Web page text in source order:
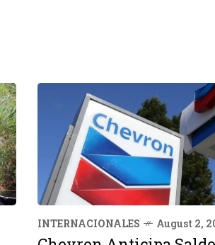
INTERNACIONALES August 2,